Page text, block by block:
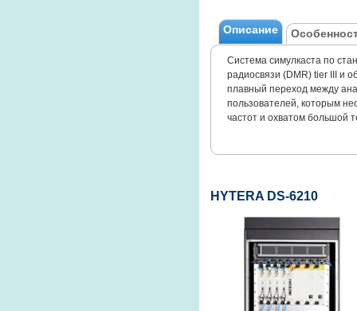
Описание
Система симулкаста по
радиосвязи (DMR) tier III и
плавный переход между
пользователей, которым
частот и охватом большой
HYTERA DS-6210